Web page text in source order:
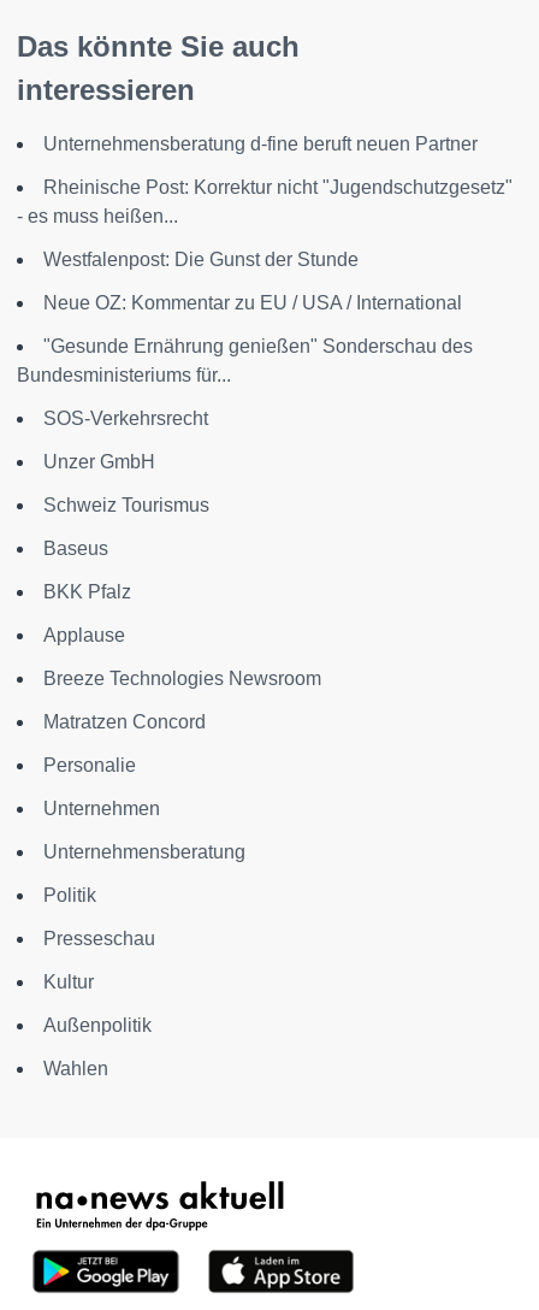
Das könnte Sie auch
interessieren
Unternehmensberatung d-fine beruft neuen Partner
Rheinische Post: Korrektur nicht "Jugendschutzgesetz"
- es muss heißen...
Westfalenpost: Die Gunst der Stunde
Neue OZ: Kommentar zu EU / USA / International
"Gesunde Ernährung genießen" Sonderschau des
Bundesministeriums für...
SOS-Verkehrsrecht
Unzer GmbH
Schweiz Tourismus
Baseus
BKK Pfalz
Applause
Breeze Technologies Newsroom
Matratzen Concord
Personalie
Unternehmen
Unternehmensberatung
Politik
Presseschau
Kultur
Außenpolitik
Wahlen